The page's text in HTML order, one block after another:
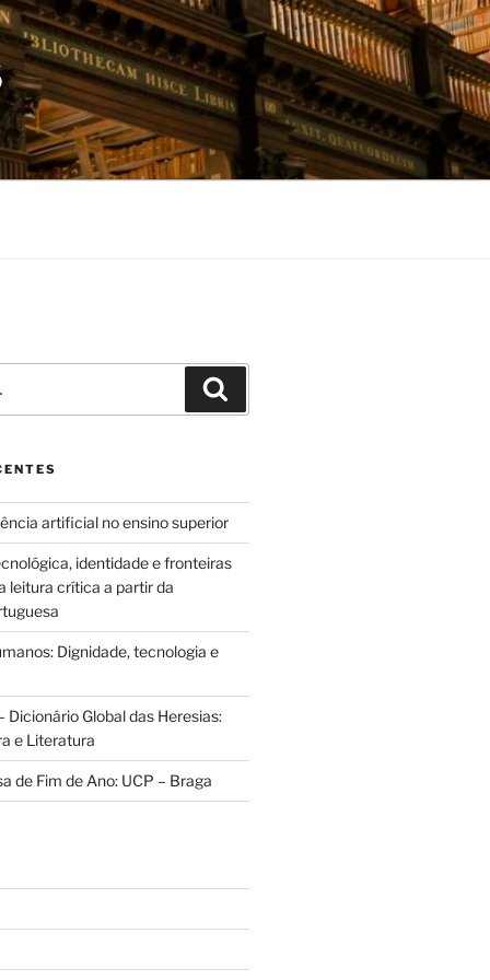
artificial no ensino superior
identidade e fronteiras
leitura crítica a partir da
Dignidade, tecnologia e
Dicionário Global das Heresias:
e Literatura
de Fim de Ano: UCP – Braga